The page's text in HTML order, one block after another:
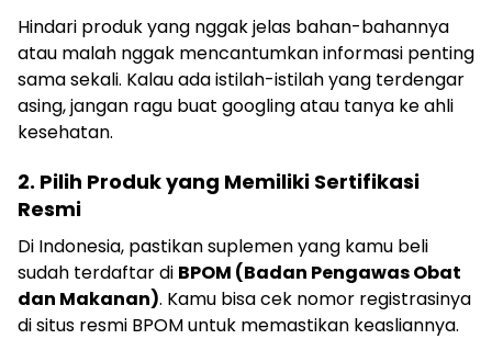
Hindari produk yang nggak jelas bahan-bahannya
atau malah nggak mencantumkan informasi penting
sama sekali. Kalau ada istilah-istilah yang terdengar
asing, jangan ragu buat googling atau tanya ke ahli
kesehatan.
2. Pilih Produk yang Memiliki Sertifikasi
Resmi
Di Indonesia, pastikan suplemen yang kamu beli
sudah terdaftar di BPOM (Badan Pengawas Obat
dan Makanan). Kamu bisa cek nomor registrasinya
di situs resmi BPOM untuk memastikan keasliannya.